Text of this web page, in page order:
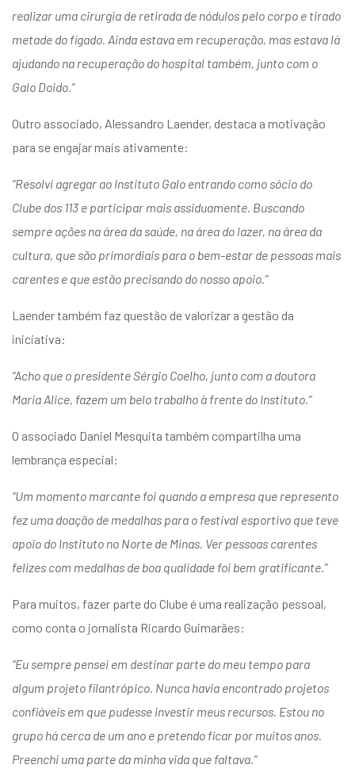
realizar uma cirurgia de retirada de nódulos pelo corpo e tirado
metade do fígado. Ainda estava em recuperação, mas estava lá
ajudando na recuperação do hospital também, junto com o
Galo Doido.”
Outro associado, Alessandro Laender, destaca a motivação
para se engajar mais ativamente:
“Resolvi agregar ao Instituto Galo entrando como sócio do
Clube dos 113 e participar mais assiduamente. Buscando
sempre ações na área da saúde, na área do lazer, na área da
cultura, que são primordiais para o bem-estar de pessoas mais
carentes e que estão precisando do nosso apoio.”
Laender também faz questão de valorizar a gestão da
iniciativa:
“Acho que o presidente Sérgio Coelho, junto com a doutora
Maria Alice, fazem um belo trabalho à frente do Instituto.”
O associado Daniel Mesquita também compartilha uma
lembrança especial:
“Um momento marcante foi quando a empresa que represento
fez uma doação de medalhas para o festival esportivo que teve
apoio do Instituto no Norte de Minas. Ver pessoas carentes
felizes com medalhas de boa qualidade foi bem gratificante.”
Para muitos, fazer parte do Clube é uma realização pessoal,
como conta o jornalista Ricardo Guimarães:
“Eu sempre pensei em destinar parte do meu tempo para
algum projeto filantrópico. Nunca havia encontrado projetos
confiáveis em que pudesse investir meus recursos. Estou no
grupo há cerca de um ano e pretendo ficar por muitos anos.
Preenchi uma parte da minha vida que faltava.”